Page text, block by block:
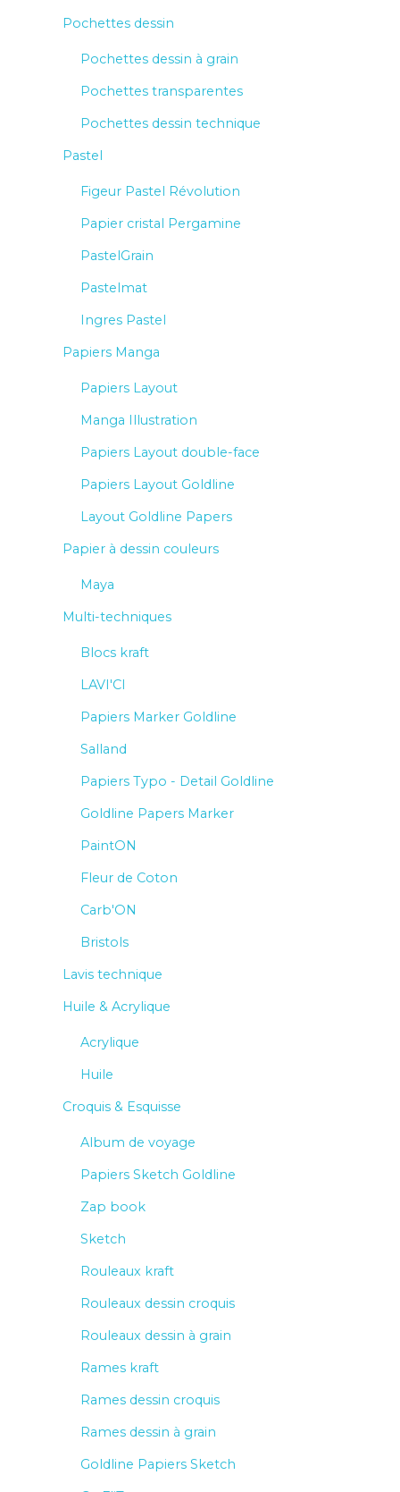
Pochettes dessin
Pochettes dessin à grain
Pochettes transparentes
Pochettes dessin technique
Pastel
Figeur Pastel Révolution
Papier cristal Pergamine
PastelGrain
Pastelmat
Ingres Pastel
Papiers Manga
Papiers Layout
Manga Illustration
Papiers Layout double-face
Papiers Layout Goldline
Layout Goldline Papers
Papier à dessin couleurs
Maya
Multi-techniques
Blocs kraft
LAVI'CI
Papiers Marker Goldline
Salland
Papiers Typo - Detail Goldline
Goldline Papers Marker
PaintON
Fleur de Coton
Carb'ON
Bristols
Lavis technique
Huile & Acrylique
Acrylique
Huile
Croquis & Esquisse
Album de voyage
Papiers Sketch Goldline
Zap book
Sketch
Rouleaux kraft
Rouleaux dessin croquis
Rouleaux dessin à grain
Rames kraft
Rames dessin croquis
Rames dessin à grain
Goldline Papiers Sketch